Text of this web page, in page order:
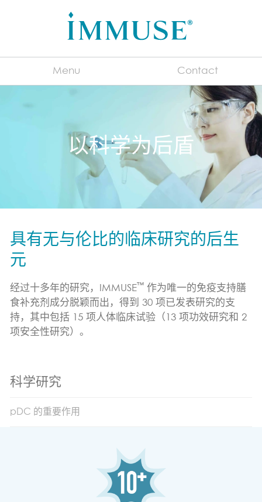
Menu Contact
对于制造商
关于 IMMUSE™
常见问题
益处
免疫支持
运动营养支持
良好精神状态支持
以科学为后盾
具有无与伦比的临床研究的后生
元
经过十多年的研究，IMMUSE™ 作为唯一的免疫支持膳
食补充剂成分脱颖而出，得到 30 项已发表研究的支
持，其中包括 15 项人体临床试验（13 项功效研究和 2
项安全性研究）。
科学研究
pDC 的重要作用